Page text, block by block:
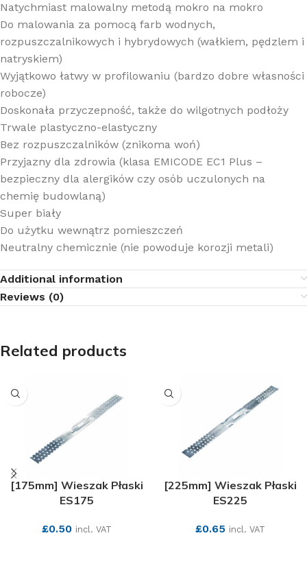
Natychmiast malowalny metodą mokro na mokro
Do malowania za pomocą farb wodnych,
rozpuszczalnikowych i hybrydowych (wałkiem, pędzlem i
natryskiem)
Wyjątkowo łatwy w profilowaniu (bardzo dobre własności
robocze)
Doskonała przyczepność, także do wilgotnych podłoży
Trwale plastyczno-elastyczny
Bez rozpuszczalników (znikoma woń)
Przyjazny dla zdrowia (klasa EMICODE EC1 Plus –
bezpieczny dla alergików czy osób uczulonych na
chemię budowlaną)
Super biały
Do użytku wewnątrz pomieszczeń
Neutralny chemicznie (nie powoduje korozji metali)
Additional information
Reviews (0)
Related products
[175mm] Wieszak Płaski
ES175
£0.50 incl. VAT
[225mm] Wieszak Płaski
ES225
£0.65 incl. VAT